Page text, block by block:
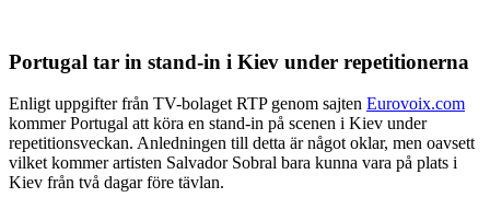
Portugal tar in stand-in i Kiev under repetitionerna
Enligt uppgifter från TV-bolaget RTP genom sajten Eurovoix.com
kommer Portugal att köra en stand-in på scenen i Kiev under
repetitionsveckan. Anledningen till detta är något oklar, men oavsett
vilket kommer artisten Salvador Sobral bara kunna vara på plats i
Kiev från två dagar före tävlan.